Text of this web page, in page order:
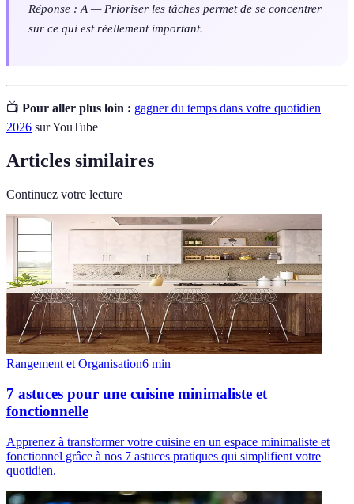
Réponse : A — Prioriser les tâches permet de se concentrer
sur ce qui est réellement important.
📺 Pour aller plus loin : gagner du temps dans votre quotidien
2026 sur YouTube
Articles similaires
Continuez votre lecture
Rangement et Organisation6 min
7 astuces pour une cuisine minimaliste et
fonctionnelle
Apprenez à transformer votre cuisine en un espace minimaliste et
fonctionnel grâce à nos 7 astuces pratiques qui simplifient votre
quotidien.